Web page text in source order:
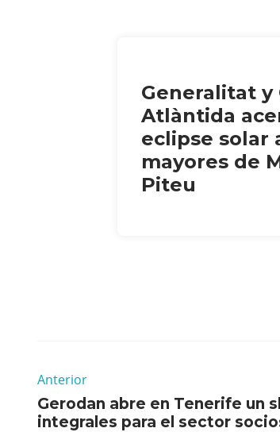
Generalitat y
Atlàntida
eclipse solar
mayores de
Piteu
Anterior
Gerodan abre en Tenerife un
integrales para el sector